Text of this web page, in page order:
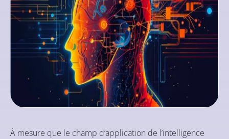
À mesure que le champ d’application de l’intelligence